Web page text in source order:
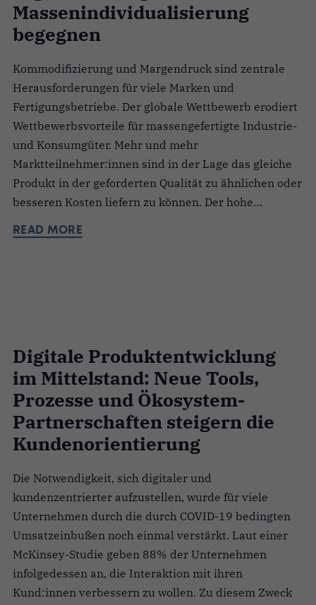
Massenindividualisierung
begegnen
Kommodifizierung und Margendruck sind zentrale
Herausforderungen für viele Marken und
Fertigungsbetriebe. Der globale Wettbewerb erodiert
Wettbewerbsvorteile für massengefertigte Industrie-
und Konsumgüter. Mehr und mehr
Marktteilnehmer:innen sind in der Lage das gleiche
Produkt in der geforderten Qualität zu ähnlichen oder
besseren Kosten liefern zu können. Der hohe…
READ MORE
Digitale Produktentwicklung
im Mittelstand: Neue Tools,
Prozesse und Ökosystem-
Partnerschaften steigern die
Kundenorientierung
Die Notwendigkeit, sich digitaler und
kundenzentrierter aufzustellen, wurde für viele
Unternehmen durch die durch COVID-19 bedingten
Umsatzeinbußen noch einmal verstärkt. Laut einer
McKinsey-Studie geben 88% der Unternehmen
infolgedessen an, die Interaktion mit ihren
Kund:innen verbessern zu wollen. Zu diesem Zweck